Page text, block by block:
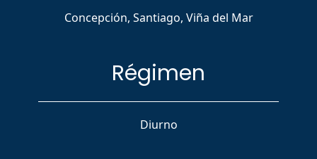
Concepción, Santiago, Viña del Mar
Régimen
Diurno